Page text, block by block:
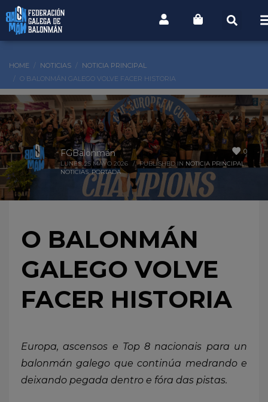
HOME NOTICIAS
NOTICIA PRINCIPAL
O BALONMÁN GALEGO VOLVE FACER HISTORIA
0
FGBalonmán
LUNES, 25 MAYO 2026 / PUBLISHED IN NOTICIA PRINCIPAL,
NOTICIAS,PORTADA
O BALONMÁN
GALEGO VOLVE
FACER HISTORIA
Europa, ascensos e Top 8 nacionais para un
balonmán galego que continúa medrando e
deixando pegada dentro e fóra das pistas.